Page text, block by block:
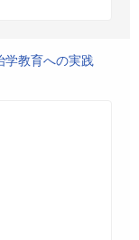
学教育への実践